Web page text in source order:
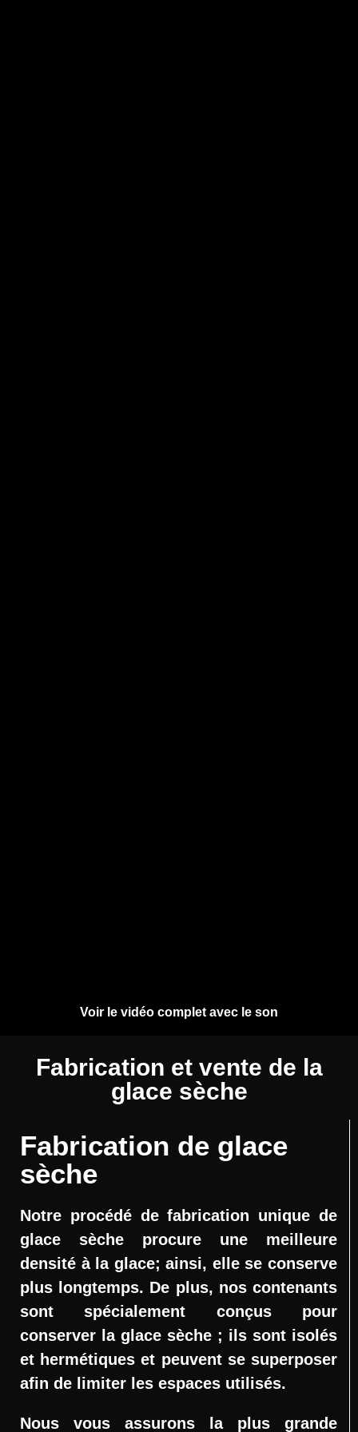
Voir le vidéo complet avec le son
Fabrication et vente de la
glace sèche
Fabrication de glace
sèche
Notre procédé de fabrication unique de
glace sèche procure une meilleure
densité à la glace; ainsi, elle se conserve
plus longtemps. De plus, nos contenants
sont spécialement conçus pour
conserver la glace sèche ; ils sont isolés
et hermétiques et peuvent se superposer
afin de limiter les espaces utilisés.
Nous vous assurons la plus grande